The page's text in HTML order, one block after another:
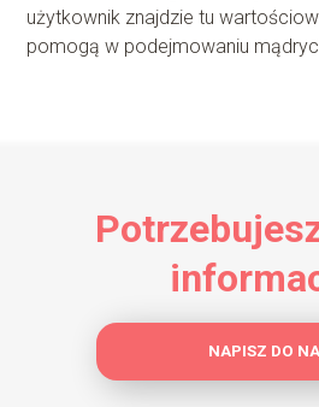
użytkownik znajdzie tu
pomogą w podejmowaniu
NAPISZ DO